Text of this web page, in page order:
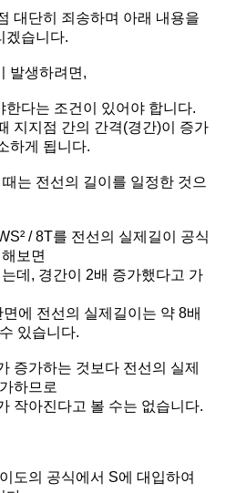
대단히 죄송하며 아래 내용을
겠습니다.
발생하려면,
한다는 조건이 있어야 합니다.
지지점 간의 간격(경간)이 증가
하게 됩니다.
는 전선의 길이를 일정한 것으
/ 8T를 전선의 실제길이 공식
보면
는데, 경간이 2배 증가했다고 가
에 전선의 실제길이는 약 8배
있습니다.
증가하는 것보다 전선의 실제
하므로
작아진다고 볼 수는 없습니다.
도의 공식에서 S에 대입하여